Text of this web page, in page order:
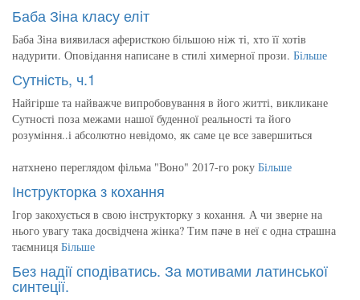
Баба Зіна класу еліт
Баба Зіна виявилася аферисткою більшою ніж ті, хто її хотів
надурити. Оповідання написане в стилі химерної прози. Більше
Сутність, ч.1
Найгірше та найважче випробовування в його житті, викликане
Сутності поза межами нашої буденної реальності та його
розуміння..і абсолютно невідомо, як саме це все завершиться
натхнено переглядом фільма "Воно" 2017-го року Більше
Інструкторка з кохання
Ігор закохується в свою інструкторку з кохання. А чи зверне на
нього увагу така досвідчена жінка? Тим паче в неї є одна страшна
таємниця Більше
Без надії сподіватись. За мотивами латинської
синтеції.